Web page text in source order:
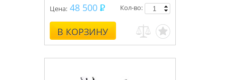
Цена: 48 500
В КОРЗИНУ
Кол-во: